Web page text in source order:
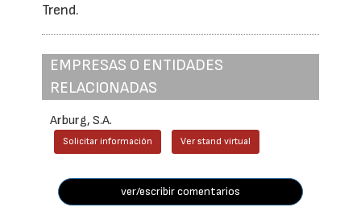
Trend.
EMPRESAS O ENTIDADES
RELACIONADAS
Arburg, S.A.
Solicitar información Ver stand virtual
ver/escribir comentarios